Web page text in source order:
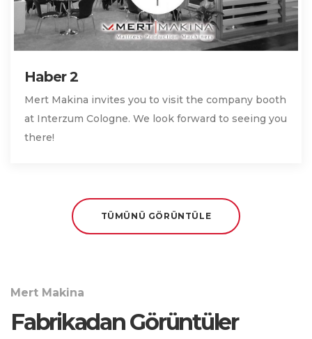
Haber 2
Mert Makina invites you to visit the company booth
at Interzum Cologne. We look forward to seeing you
there!
TÜMÜNÜ GÖRÜNTÜLE
Mert Makina
Fabrikadan Görüntüler